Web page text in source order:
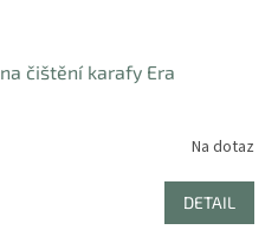
čištění karafy Era
Na dotaz
DETAIL